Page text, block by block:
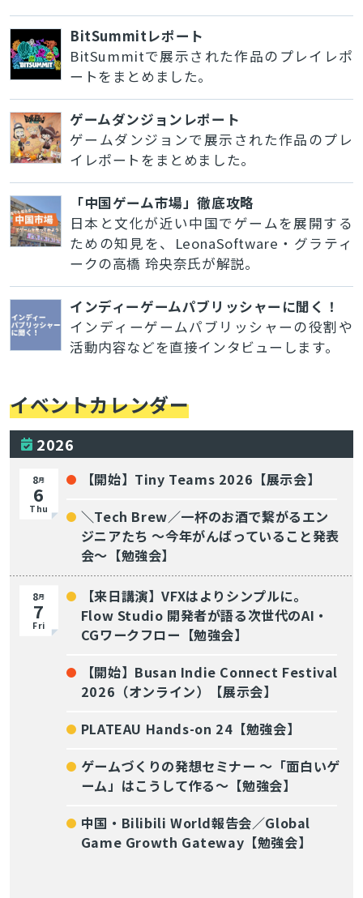
BitSummitレポート
BitSummitで展示された作品のプレイレポ
ートをまとめました。
ゲームダンジョンレポート
ゲームダンジョンで展示された作品のプレ
イレポートをまとめました。
「中国ゲーム市場」徹底攻略
日本と文化が近い中国でゲームを展開する
ための知見を、LeonaSoftware・グラティ
ークの高橋 玲央奈氏が解説。
インディーゲームパブリッシャーに聞く！
インディーゲームパブリッシャーの役割や
活動内容などを直接インタビューします。
イベントカレンダー
2026
8月
6
Thu
【開始】Tiny Teams 2026【展示会】
＼Tech Brew／一杯のお酒で繋がるエン
ジニアたち 〜今年がんばっていること発表
会〜【勉強会】
8月
7
Fri
【来日講演】VFXはよりシンプルに。
Flow Studio 開発者が語る次世代のAI・
CGワークフロー【勉強会】
【開始】Busan Indie Connect Festival
2026（オンライン）【展示会】
PLATEAU Hands-on 24【勉強会】
ゲームづくりの発想セミナー ～「面白いゲ
ーム」はこうして作る～【勉強会】
中国・Bilibili World報告会／Global
Game Growth Gateway【勉強会】